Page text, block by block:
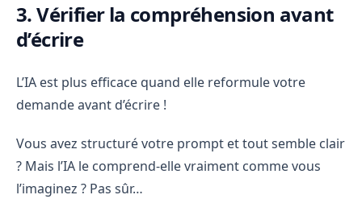
3. Vérifier la compréhension avant
d’écrire
L’IA est plus efficace quand elle reformule votre
demande avant d’écrire !
Vous avez structuré votre prompt et tout semble clair
? Mais l’IA le comprend-elle vraiment comme vous
l’imaginez ? Pas sûr…